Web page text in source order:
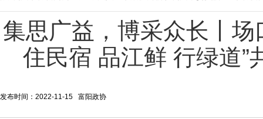
集思广益，博采众长丨
住民宿 品江鲜 行绿道”
发布时间：2022-11-15 富阳政协